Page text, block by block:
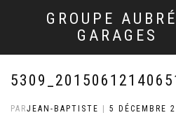
GROUPE
GARAGES
PARJEAN-BAPTISTE 5 DÉCEMBRE